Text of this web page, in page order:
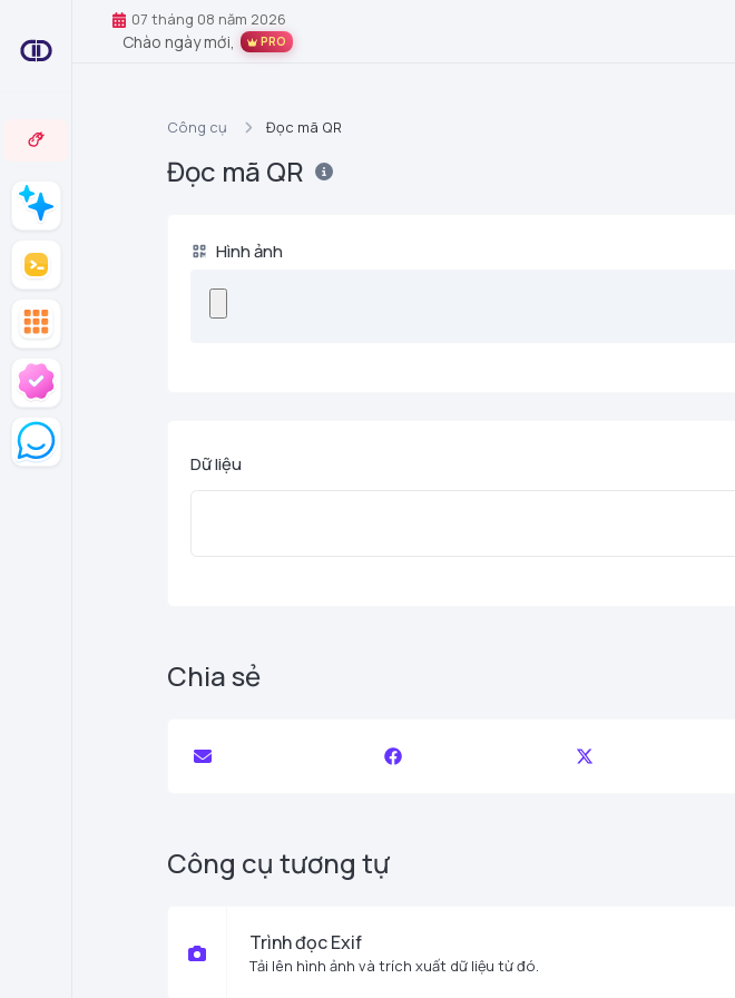
07 tháng 08 năm 2026
Chào ngày mới, PRO
Công cụ Đọc mã QR
Đọc mã QR
Hình ảnh
Dữ liệu
Chia sẻ
Công cụ tương tự
Trình đọc Exif
Tải lên hình ảnh và trích xuất dữ liệu từ đó.